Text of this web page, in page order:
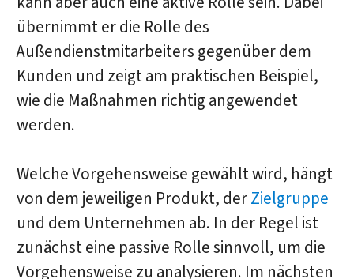
übernimmt er die Rolle des
Außendienstmitarbeiters gegenüber dem
Kunden und zeigt am praktischen Beispiel,
wie die Maßnahmen richtig angewendet
werden.
Welche Vorgehensweise gewählt wird, hängt
von dem jeweiligen Produkt, derZielgruppe
und dem Unternehmen ab. In der Regel ist
zunächst eine passive Rolle sinnvoll, um die
Vorgehensweise zu analysieren. Im nächsten